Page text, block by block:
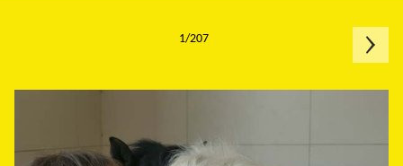
1/207